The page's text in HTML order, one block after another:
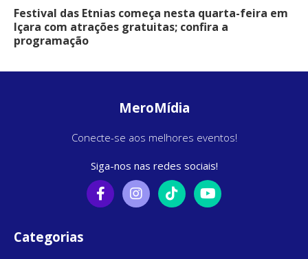
Festival das Etnias começa nesta quarta-feira em
Içara com atrações gratuitas; confira a
programação
MeroMídia
Conecte-se aos melhores eventos!
Siga-nos nas redes sociais!
Categorias